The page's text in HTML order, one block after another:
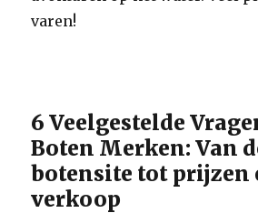
varen!
6 Veelgestelde
Boten Merken: Van
botensite tot prijzen
verkoop